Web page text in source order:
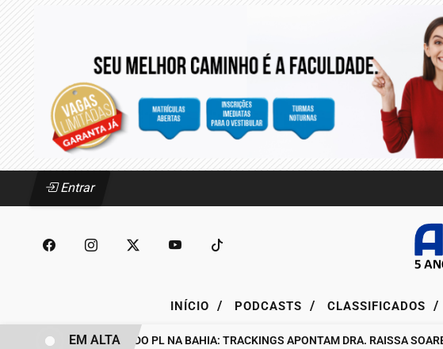
Entrar
INÍCIO / PODCASTS / CLASSIFICADOS /
BASTIDORES DO PL NA BAHIA: TRACKINGS APONTAM DRA. RAISSA SOARES
EM ALTA